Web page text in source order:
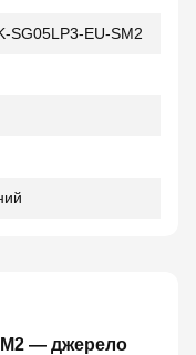
SG05LP3-EU-SM2
— джерело